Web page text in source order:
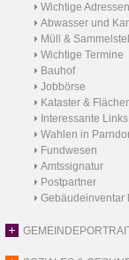
Wichtige Adressen
Abwasser und
Müll &
Wichtige Termine
Bauhof
Jobbörse
Kataster &
Interessante Links
Wahlen in
Fundwesen
Amtssignatur
Postpartner
Gebäudeinventar